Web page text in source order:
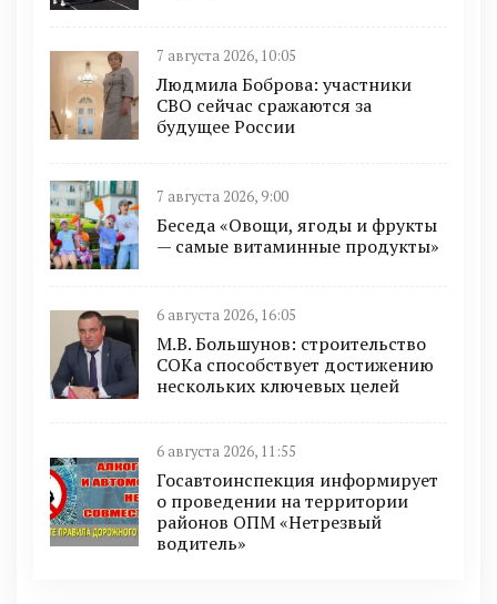
7 августа 2026, 10:05
Людмила Боброва: участники
СВО сейчас сражаются за
будущее России
7 августа 2026, 9:00
Беседа «Овощи, ягоды и фрукты
— самые витаминные продукты»
6 августа 2026, 16:05
М.В. Большунов: строительство
СОКа способствует достижению
нескольких ключевых целей
6 августа 2026, 11:55
Госавтоинспекция информирует
о проведении на территории
районов ОПМ «Нетрезвый
водитель»